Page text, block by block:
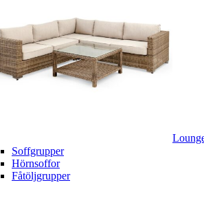
Soffgrupper
Hörnsoffor
Fåtöljgrupper